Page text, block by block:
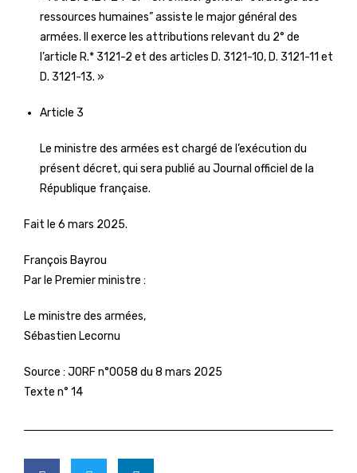
ressources humaines” assiste le major général des
armées. Il exerce les attributions relevant du 2° de
l’article R.* 3121-2 et des articles D. 3121-10, D. 3121-11 et
D. 3121-13. »
Article 3
Le ministre des armées est chargé de l’exécution du
présent décret, qui sera publié au Journal officiel de la
République française.
Fait le 6 mars 2025.
François Bayrou
Par le Premier ministre :
Le ministre des armées,
Sébastien Lecornu
Source : JORF n°0058 du 8 mars 2025
Texte n° 14